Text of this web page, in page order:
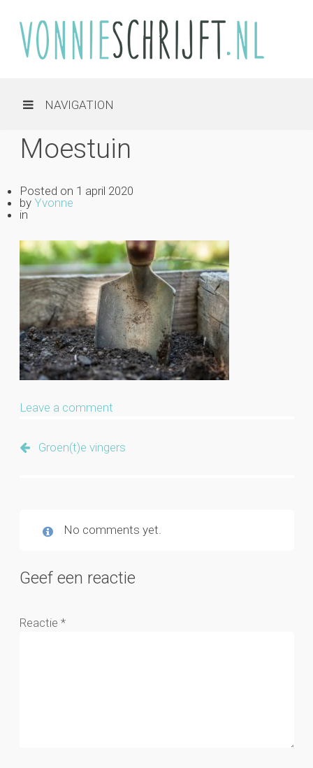
NAVIGATION
Moestuin
Posted on 1 april 2020
by Yvonne
in
Leave a comment
Groen(t)e vingers
No comments yet.
Geef een reactie
Reactie *